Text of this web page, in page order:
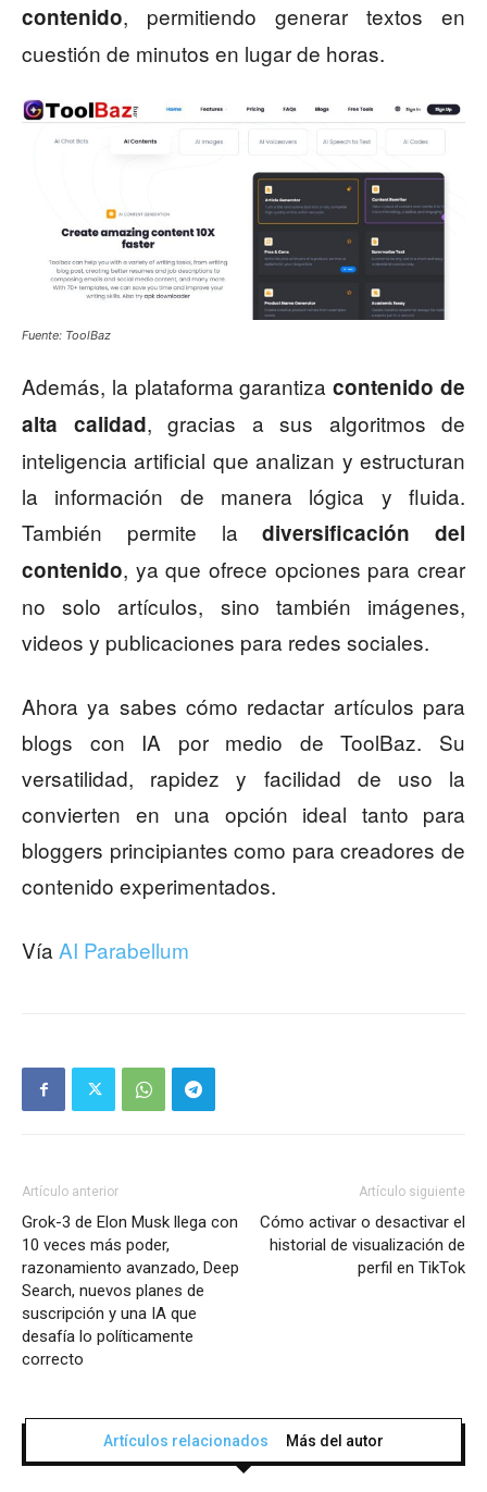
contenido, permitiendo generar textos en
cuestión de minutos en lugar de horas.
Fuente: ToolBaz
Además, la plataforma garantizacontenido de
alta calidad, gracias a sus algoritmos de
inteligencia artificial que analizan y estructuran
la información de manera lógica y fluida.
También permite ladiversificación del
contenido, ya que ofrece opciones para crear
no solo artículos, sino también imágenes,
videos y publicaciones para redes sociales.
Ahora ya sabes cómo redactar artículos para
blogs con IA por medio de ToolBaz. Su
versatilidad, rapidez y facilidad de uso la
convierten en una opción ideal tanto para
bloggers principiantes como para creadores de
contenido experimentados.
Vía AI Parabellum
Artículo anterior
Grok-3 de Elon Musk llega con
10 veces más poder,
razonamiento avanzado, Deep
Search, nuevos planes de
suscripción y una IA que
desafía lo políticamente
correcto
Artículo siguiente
Cómo activar o desactivar el
historial de visualización de
perfil en TikTok
Artículos relacionados Más del autor